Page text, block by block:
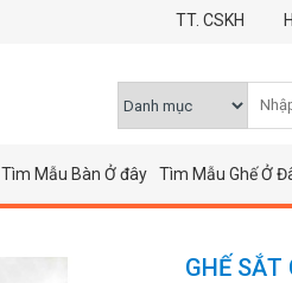
TT. CSKH
Tìm Mẫu Bàn Ở đây Tìm Mẫu Ghế Ở
GHẾ SẮT